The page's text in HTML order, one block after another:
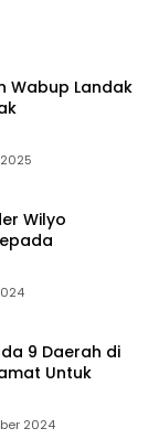
Wabup Landak
Wilyo
9 Daerah di
Untuk
2024